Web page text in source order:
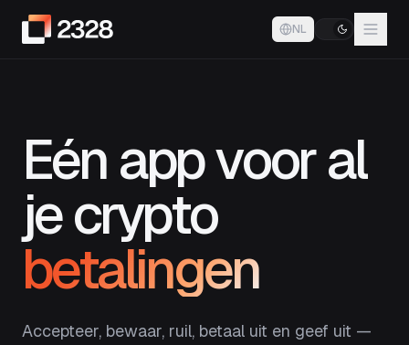
NL
Eén app voor al
je crypto
betalingen
Accepteer, bewaar, ruil, betaal uit en geef uit —